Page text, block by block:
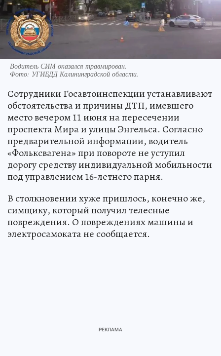
Водитель СИМ оказался травмирован.
Фото: УГИБДД Калининградской области.
Сотрудники Госавтоинспекции устанавливают
обстоятельства и причины ДТП, имевшего
место вечером 11 июня на пересечении
проспекта Мира и улицы Энгельса. Согласно
предварительной информации, водитель
«Фольксвагена» при повороте не уступил
дорогу средству индивидуальной мобильности
под управлением 16-летнего парня.
В столкновении хуже пришлось, конечно же,
симщику, который получил телесные
повреждения. О повреждениях машины и
электросамоката не сообщается.